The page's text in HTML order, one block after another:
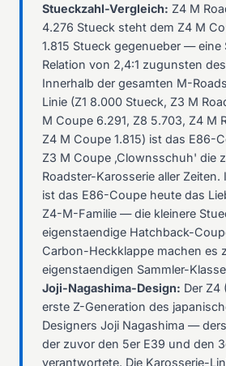
Stueckzahl-Vergleich: Z4 M
4.276 Stueck steht dem Z4 M
1.815 Stueck gegenueber — eine
Relation von 2,4:1 zugunsten
Innerhalb der gesamten M-
Linie (Z1 8.000 Stueck, Z3 M
M Coupe 6.291, Z8 5.703, Z4 M
Z4 M Coupe 1.815) ist das E86-
Z3 M Coupe ‚Clownsschuh' die
Roadster-Karosserie aller Zeiten.
ist das E86-Coupe heute das
Z4-M-Familie — die kleinere
eigenstaendige Hatchback-
Carbon-Heckklappe machen es
eigenstaendigen Sammler-
Joji-Nagashima-Design: Der Z4
erste Z-Generation des
Designers Joji Nagashima —
der zuvor den 5er E39 und den
verantwortete. Die Karosserie-